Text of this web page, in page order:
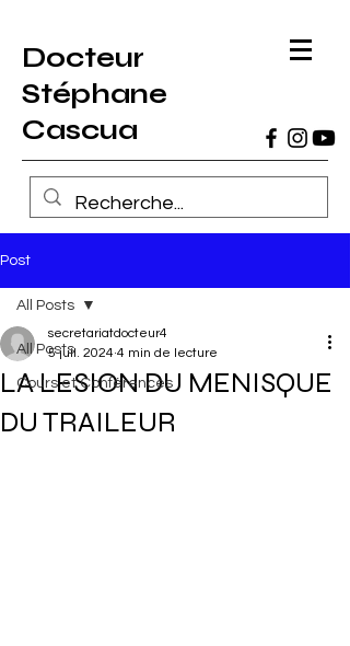
Docteur
Stéphane
Cascua
Post
All Posts
Cours et Conférences
All Posts
LA LESION DU MENISQUE
DU TRAILEUR
secretariatdocteur4
5 juil. 2024 4 min de lecture